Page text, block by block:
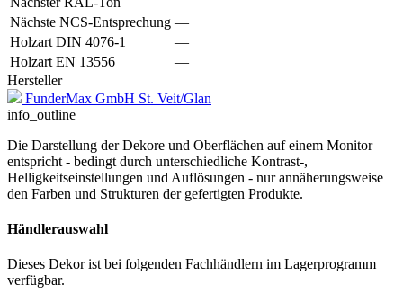
Nächste NCS-Entsprechung —
Holzart DIN 4076-1
—
Holzart EN 13556
—
Hersteller
FunderMax GmbH St. Veit/Glan
info_outline
Die Darstellung der Dekore und Oberflächen auf einem Monitor
entspricht - bedingt durch unterschiedliche Kontrast-,
Helligkeitseinstellungen und Auflösungen - nur annäherungsweise
den Farben und Strukturen der gefertigten Produkte.
Händlerauswahl
Dieses Dekor ist bei folgenden Fachhändlern im Lagerprogramm
verfügbar.